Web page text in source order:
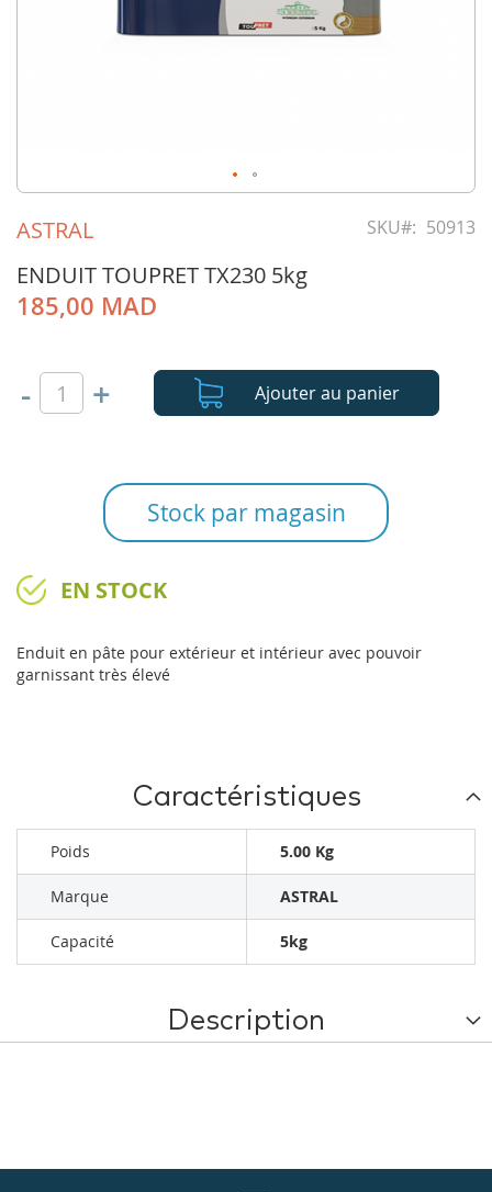
ASTRAL SKU 50913
ENDUIT TOUPRET TX230 5kg
185,00 MAD
- + Ajouter au panier
Stock par magasin
EN STOCK
Enduit en pâte pour extérieur et intérieur avec pouvoir
garnissant très élevé
to
beginning
of
the
Caractéristiques
Poids 5.00 Kg
Marque ASTRAL
Capacité 5kg
Description